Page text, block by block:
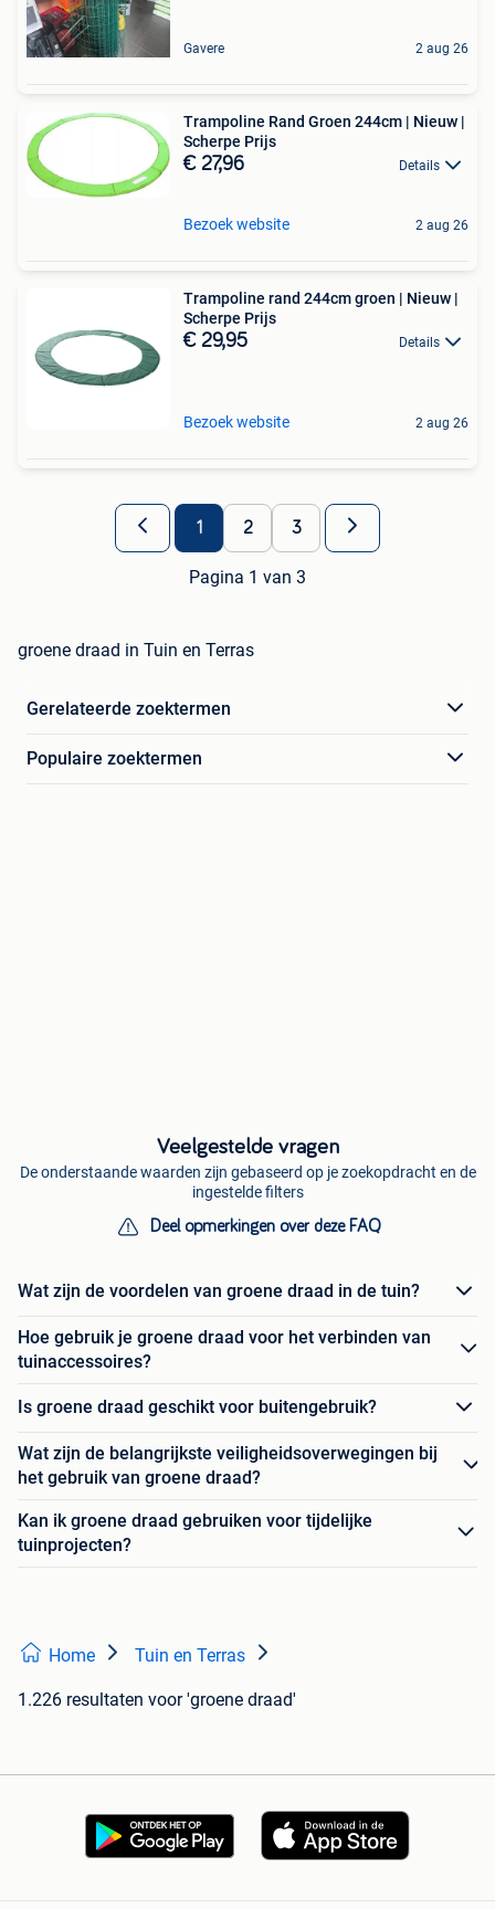
Gavere 2 aug 26
Trampoline Rand Groen 244cm | Nieuw |
Scherpe Prijs
€ 27,96 Details
Bezoek website 2 aug 26
Trampoline rand 244cm groen | Nieuw |
Scherpe Prijs
€ 29,95 Details
Bezoek website 2 aug 26
1 2 3
Pagina 1 van 3
groene draad in Tuin en Terras
Gerelateerde zoektermen
Populaire zoektermen
Veelgestelde vragen
De onderstaande waarden zijn gebaseerd op je zoekopdracht en de
ingestelde filters
Deel opmerkingen over deze FAQ
Wat zijn de voordelen van groene draad in de tuin?
Hoe gebruik je groene draad voor het verbinden van
tuinaccessoires?
Is groene draad geschikt voor buitengebruik?
Wat zijn de belangrijkste veiligheidsoverwegingen bij
het gebruik van groene draad?
Kan ik groene draad gebruiken voor tijdelijke
tuinprojecten?
Home Tuin en Terras
1.226 resultaten voor 'groene draad'